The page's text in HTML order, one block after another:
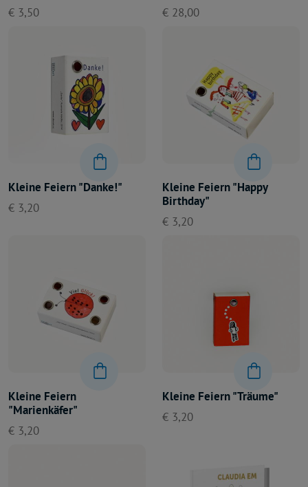
€ 3,50
€ 28,00
Kleine Feiern "Danke!"
€ 3,20
Kleine Feiern "Happy
Birthday"
€ 3,20
Kleine Feiern
"Marienkäfer"
€ 3,20
Kleine Feiern "Träume"
€ 3,20